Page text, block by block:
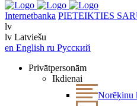
Internetbanka PIETEIKTIES
lv
lv Latviešu
en English ru Русский
Privātpersonām
Ikdienai
Norēķinu